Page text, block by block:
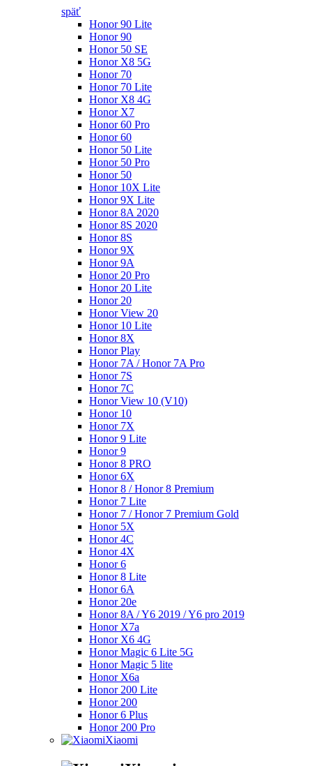
späť
Honor 90 Lite
Honor 90
Honor 50 SE
Honor X8 5G
Honor 70
Honor 70 Lite
Honor X8 4G
Honor X7
Honor 60 Pro
Honor 60
Honor 50 Lite
Honor 50 Pro
Honor 50
Honor 10X Lite
Honor 9X Lite
Honor 8A 2020
Honor 8S 2020
Honor 8S
Honor 9X
Honor 9A
Honor 20 Pro
Honor 20 Lite
Honor 20
Honor View 20
Honor 10 Lite
Honor 8X
Honor Play
Honor 7A / Honor 7A Pro
Honor 7S
Honor 7C
Honor View 10 (V10)
Honor 10
Honor 7X
Honor 9 Lite
Honor 9
Honor 8 PRO
Honor 6X
Honor 8 / Honor 8 Premium
Honor 7 Lite
Honor 7 / Honor 7 Premium Gold
Honor 5X
Honor 4C
Honor 4X
Honor 6
Honor 8 Lite
Honor 6A
Honor 20e
Honor 8A / Y6 2019 / Y6 pro 2019
Honor X7a
Honor X6 4G
Honor Magic 6 Lite 5G
Honor Magic 5 lite
Honor X6a
Honor 200 Lite
Honor 200
Honor 6 Plus
Honor 200 Pro
Xiaomi